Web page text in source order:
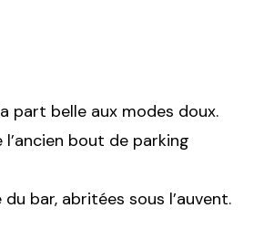
part belle aux modes doux.
bout de parking
bar, abritées sous l’auvent.